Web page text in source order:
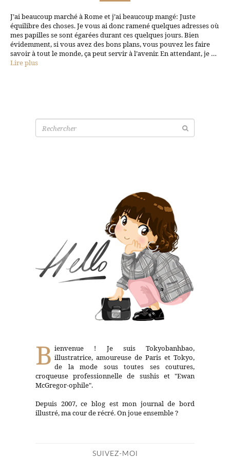
J’ai beaucoup marché à Rome et j’ai beaucoup mangé: Juste
équilibre des choses. Je vous ai donc ramené quelques adresses où
mes papilles se sont égarées durant ces quelques jours. Bien
évidemment, si vous avez des bons plans, vous pouvez les faire
savoir à tout le monde, ça peut servir à l’avenir. En attendant, je …
Lire plus
Recherche
pour:
B ienvenue ! Je suis Tokyobanhbao,
illustratrice, amoureuse de Paris et Tokyo,
de la mode sous toutes ses coutures,
croqueuse professionnelle de sushis et "Ewan
McGregor-ophile".
Depuis 2007, ce blog est mon journal de bord
illustré, ma cour de récré. On joue ensemble ?
SUIVEZ-MOI